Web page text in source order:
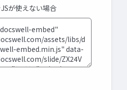
が使えない場合